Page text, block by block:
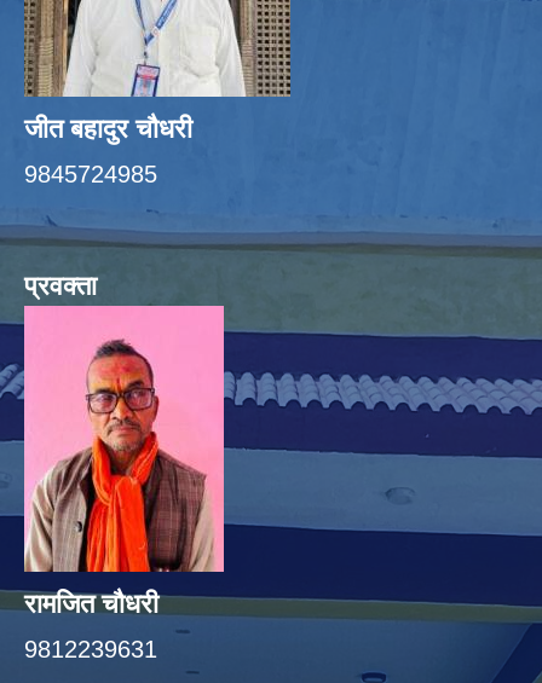
जीत बहादुर चाैधरी
9845724985
प्रवक्ता
रामजित चौधरी
9812239631